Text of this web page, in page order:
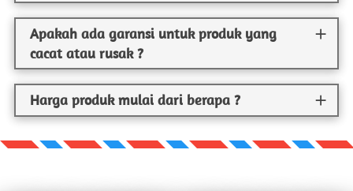
Apakah ada garansi untuk produk yang
cacat atau rusak ?
Harga produk mulai dari berapa ?